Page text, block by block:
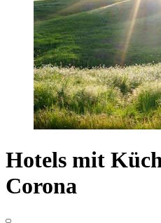
Hotels mit
Corona